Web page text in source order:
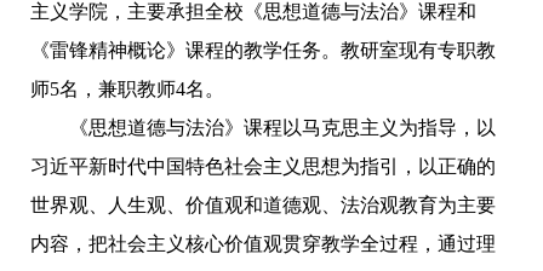
主义学院，主要承担全校《思想道德与法治》课程和
《雷锋精神概论》课程的教学任务。教研室现有专职教
师5名，兼职教师4名。
《思想道德与法治》课程以马克思主义为指导，以
习近平新时代中国特色社会主义思想为指引，以正确的
世界观、人生观、价值观和道德观、法治观教育为主要
内容，把社会主义核心价值观贯穿教学全过程，通过理